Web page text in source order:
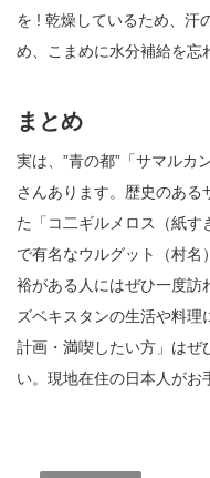
を ! 乾燥しているため、汗
め、こまめに水分補給を忘
まとめ
実は、”青の都”「サマルカ
さんあります。歴史のある
た「コ二ギルメロス（紙す
で有名なウルグット（村名
裕がある人にはぜひ一度訪
ズベキスタンの生活や料理
計画・満喫したい方」はぜ
い。現地在住の日本人がお